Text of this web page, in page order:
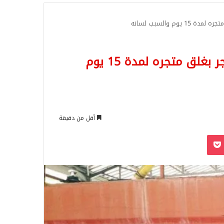
والسبب لسانه
بلدية في أنقرة تعاقب أحد أصحاب المتاجر بغلق متجره لمدة 15 يوم
أقل من دقيقة
‫Pocket